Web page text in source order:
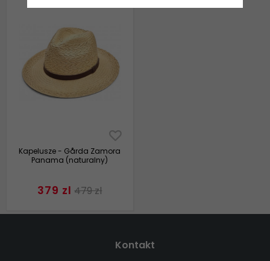
Kapelusze - Gårda Zamora
Panama (naturalny)
379 zl 479 zl
Kontakt